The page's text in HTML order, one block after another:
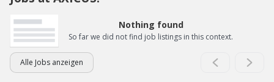
Nothing found
So far we did not find job listings in this context.
Alle Jobs anzeigen